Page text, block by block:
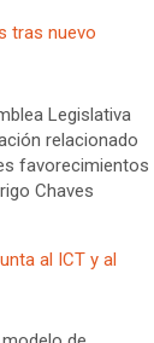
tras nuevo
Legislativa
relacionado
favorecimientos
Chaves
al ICT y al